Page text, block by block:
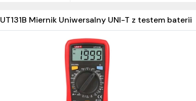
UT131B Miernik Uniwersalny UNI-T z testem baterii